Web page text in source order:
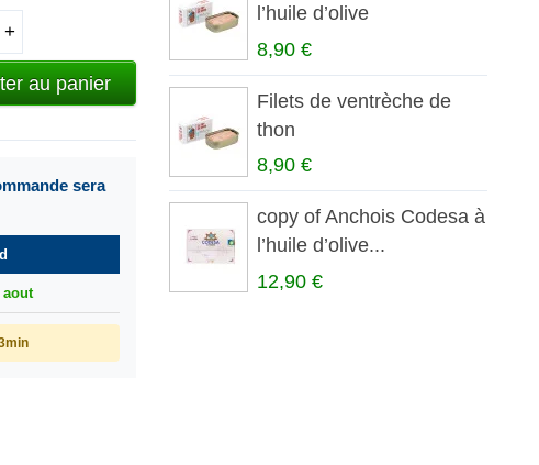
+
au panier
sera
aout
l’huile d’olive
8,90 €
Filets de ventrèche de
thon
8,90 €
copy of Anchois Codesa à
l’huile d’olive...
12,90 €